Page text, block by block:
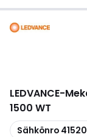
LEDVANCE-
1500 WT
Kopioi
Sähkönro